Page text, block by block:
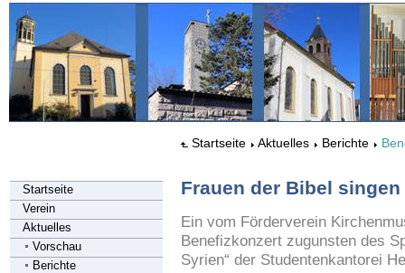
Startseite
Verein
Aktuelles
Vorschau
Berichte
Startseite Aktuelles Berichte
Frauen der Bibel singen
Ein vom Förderverein
Benefizkonzert zugunsten des
Syrien“ der Studentenkantorei